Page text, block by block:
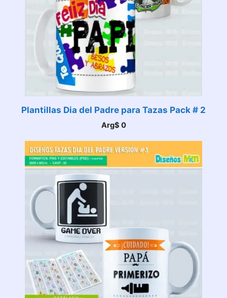
Plantillas Dia del Padre para Tazas Pack # 2
Arg$ 0